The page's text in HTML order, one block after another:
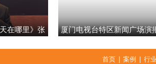
在哪里》张
厦门电视台特区新闻广场演
首页 案例 行